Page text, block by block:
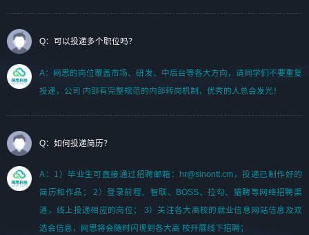
Q：可以投递多个职位吗？
A：网思的岗位覆盖市场、研发、中后台等各大方向，请同学们不要重复
投递，公司 内部有完整规范的内部转岗机制，优秀的人总会发光！
Q：如何投递简历？
A：1）毕业生可直接通过招聘邮箱：hr@sinontt.cm，投递已制作好的
简历和作品； 2）登录前程、智联、BOSS、拉勾、猎聘等网络招聘渠
道，线上投递相应的岗位； 3）关注各大高校的就业信息网站信息及双
选会信息，网思将会随时闪现到各大高 校开展线下招聘；